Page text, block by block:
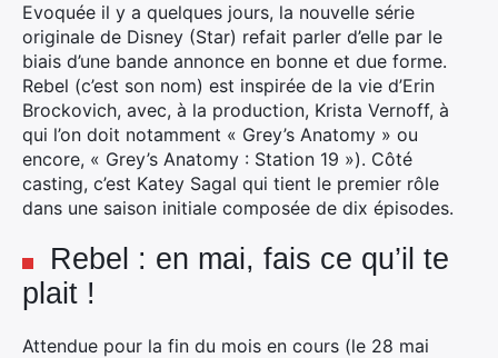
Evoquée il y a quelques jours, la nouvelle série
originale de Disney (Star) refait parler d’elle par le
biais d’une bande annonce en bonne et due forme.
Rebel (c’est son nom) est inspirée de la vie d’Erin
Brockovich, avec, à la production, Krista Vernoff, à
qui l’on doit notamment « Grey’s Anatomy » ou
encore, « Grey’s Anatomy : Station 19 »). Côté
casting, c’est Katey Sagal qui tient le premier rôle
dans une saison initiale composée de dix épisodes.
Rebel : en mai, fais ce qu’il te
plait !
Attendue pour la fin du mois en cours (le 28 mai